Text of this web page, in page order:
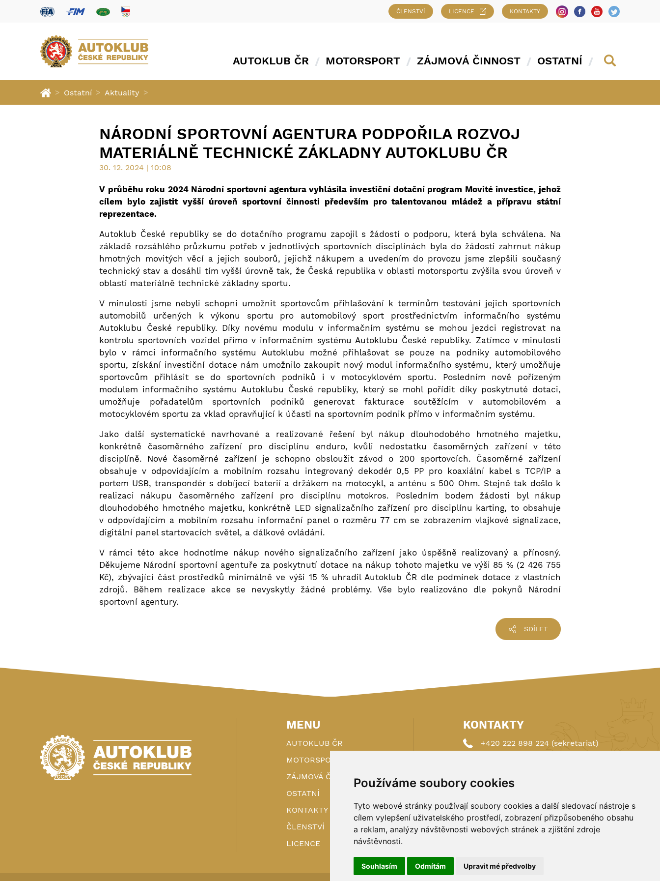
Používáme soubory cookies
Tyto webové stránky používají soubory cookies a další sledovací nástroje s
cílem vylepšení uživatelského prostředí, zobrazení přizpůsobeného obsahu
a reklam, analýzy návštěvnosti webových stránek a zjištění zdroje
návštěvnosti.
Souhlasím Odmítám Upravit mé předvolby
ČLENSTVÍ LICENCE KONTAKTY
AUTOKLUB ČR MOTORSPORT ZÁJMOVÁ ČINNOST OSTATNÍ
> Ostatní > Aktuality >
NÁRODNÍ SPORTOVNÍ AGENTURA PODPOŘILA ROZVOJ
MATERIÁLNĚ TECHNICKÉ ZÁKLADNY AUTOKLUBU ČR
30. 12. 2024 | 10:08
V průběhu roku 2024 Národní sportovní agentura vyhlásila investiční dotační program Movité investice, jehož
cílem bylo zajistit vyšší úroveňsportovní činnosti především pro talentovanou mládež a přípravu státní
reprezentace.
Autoklub České republiky se do dotačního programu zapojil s žádostí o podporu, která byla schválena. Na
základě rozsáhlého průzkumu potřeb v jednotlivých sportovních disciplínách byla do žádosti zahrnut nákup
hmotných movitých věcí a jejich souborů, jejichž nákupem a uvedením do provozu jsme zlepšili současný
technický stav a dosáhli tím vyšší úrovně tak, že Česká republika v oblasti motorsportu zvýšila svou úroveň v
oblasti materiálně technické základny sportu.
V minulosti jsme nebyli schopni umožnit sportovcům přihlašování k termínům testování jejich sportovních
automobilů určených k výkonu sportu pro automobilový sport prostřednictvím informačního systému
Autoklubu České republiky. Díky novému modulu v informačním systému se mohou jezdci registrovat na
kontrolu sportovních vozidel přímo v informačním systému Autoklubu České republiky. Zatímco v minulosti
bylo v rámci informačního systému Autoklubu možné přihlašovat se pouze na podniky automobilového
sportu, získání investiční dotace nám umožnilo zakoupit nový modul informačního systému, který umožňuje
sportovcům přihlásit se do sportovních podniků i v motocyklovém sportu. Posledním nově pořízeným
modulem informačního systému Autoklubu České republiky, který se mohl pořídit díky poskytnuté dotaci,
umožňuje pořadatelům sportovních podniků generovat fakturace soutěžícím v automobilovém a
motocyklovém sportu za vklad opravňující k účasti na sportovním podnik přímo v informačním systému.
Jako další systematické navrhované a realizované řešení byl nákup dlouhodobého hmotného majetku,
konkrétně časoměrného zařízení pro disciplínu enduro, kvůli nedostatku časoměrných zařízení v této
disciplíně. Nové časoměrné zařízení je schopno obsloužit závod o 200 sportovcích. Časoměrné zařízení
obsahuje v odpovídajícím a mobilním rozsahu integrovaný dekodér 0,5 PP pro koaxiální kabel s TCP/IP a
portem USB, transpondér s dobíjecí baterií a držákem na motocykl, a anténu s 500 Ohm. Stejně tak došlo k
realizaci nákupu časoměrného zařízení pro disciplínu motokros. Posledním bodem žádosti byl nákup
dlouhodobého hmotného majetku, konkrétně LED signalizačního zařízení pro disciplínu karting, to obsahuje
v odpovídajícím a mobilním rozsahu informační panel o rozměru 77 cm se zobrazením vlajkové signalizace,
digitální panel startovacích světel, a dálkové ovládání.
V rámci této akce hodnotíme nákup nového signalizačního zařízení jako úspěšně realizovaný a přínosný.
Děkujeme Národní sportovní agentuře za poskytnutí dotace na nákup tohoto majetku ve výši 85 % (2 426 755
Kč), zbývající část prostředků minimálně ve výši 15 % uhradil Autoklub ČR dle podmínek dotace z vlastních
zdrojů. Během realizace akce se nevyskytly žádné problémy. Vše bylo realizováno dle pokynů Národní
sportovní agentury.
SDÍLET
MENU
AUTOKLUB ČR
MOTORSPORT
ZÁJMOVÁ ČINNOST
OSTATNÍ
KONTAKTY
ČLENSTVÍ
LICENCE
KONTAKTY
+420 222 898 224 (sekretariat)
autoklub@autoklub.cz
Opletalova 1337/29, 110 00 Praha 1